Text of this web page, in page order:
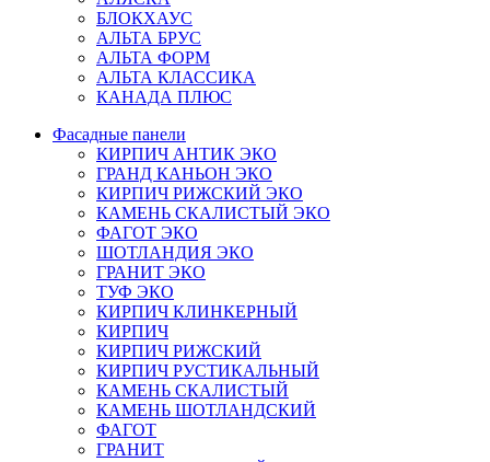
БЛОКХАУС
АЛЬТА БРУС
АЛЬТА ФОРМ
АЛЬТА КЛАССИКА
КАНАДА ПЛЮС
Фасадные панели
КИРПИЧ АНТИК ЭКО
ГРАНД КАНЬОН ЭКО
КИРПИЧ РИЖСКИЙ ЭКО
КАМЕНЬ СКАЛИСТЫЙ ЭКО
ФАГОТ ЭКО
ШОТЛАНДИЯ ЭКО
ГРАНИТ ЭКО
ТУФ ЭКО
КИРПИЧ КЛИНКЕРНЫЙ
КИРПИЧ
КИРПИЧ РИЖСКИЙ
КИРПИЧ РУСТИКАЛЬНЫЙ
КАМЕНЬ СКАЛИСТЫЙ
КАМЕНЬ ШОТЛАНДСКИЙ
ФАГОТ
ГРАНИТ